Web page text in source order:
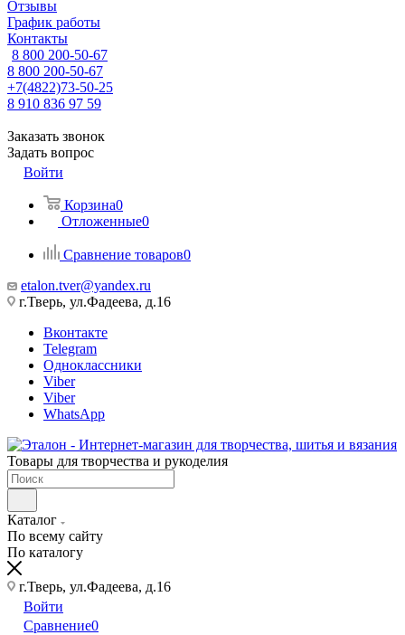
Отзывы
График работы
Контакты
8 800 200-50-67
8 800 200-50-67
+7(4822)73-50-25
8 910 836 97 59
Заказать звонок
Задать вопрос
Войти
Корзина0
Отложенные0
Сравнение товаров0
etalon.tver@yandex.ru
г.Тверь, ул.Фадеева, д.16
Вконтакте
Telegram
Одноклассники
Viber
Viber
WhatsApp
Товары для творчества и рукоделия
Каталог
По всему сайту
По каталогу
г.Тверь, ул.Фадеева, д.16
Войти
Сравнение0